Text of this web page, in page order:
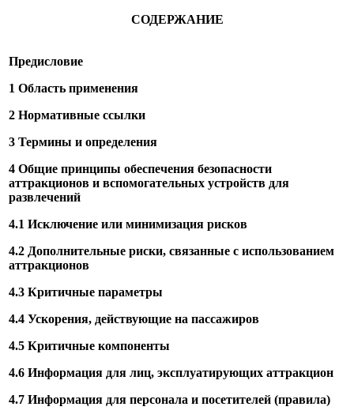
СОДЕРЖАНИЕ
Предисловие
1 Область применения
2 Нормативные ссылки
3 Термины и определения
4 Общие принципы обеспечения безопасности
аттракционов и вспомогательных устройств для
развлечений
4.1 Исключение или минимизация рисков
4.2 Дополнительные риски, связанные с использованием
аттракционов
4.3 Критичные параметры
4.4 Ускорения, действующие на пассажиров
4.5 Критичные компоненты
4.6 Информация для лиц, эксплуатирующих аттракцион
4.7 Информация для персонала и посетителей (правила)